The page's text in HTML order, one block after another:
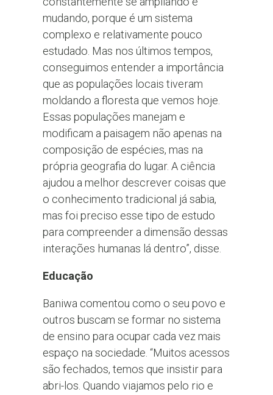
mudando, porque é um sistema
complexo e relativamente pouco
estudado. Mas nos últimos tempos,
conseguimos entender a importância
que as populações locais tiveram
moldando a floresta que vemos hoje.
Essas populações manejam e
modificam a paisagem não apenas na
composição de espécies, mas na
própria geografia do lugar. A ciência
ajudou a melhor descrever coisas que
o conhecimento tradicional já sabia,
mas foi preciso esse tipo de estudo
para compreender a dimensão dessas
interações humanas lá dentro”, disse.
Educação
Baniwa comentou como o seu povo e
outros buscam se formar no sistema
de ensino para ocupar cada vez mais
espaço na sociedade. “Muitos acessos
são fechados, temos que insistir para
abri-los. Quando viajamos pelo rio e